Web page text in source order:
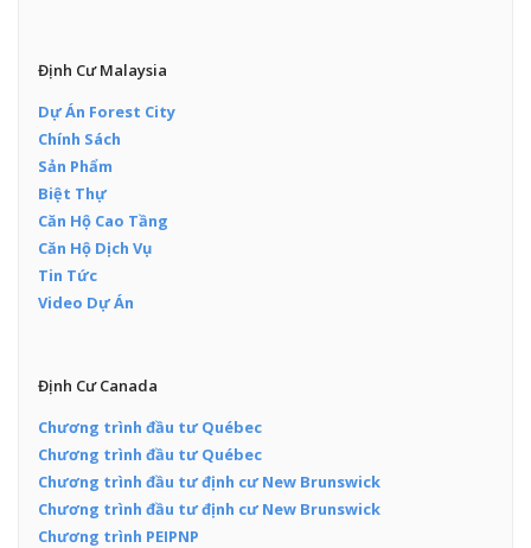
Định Cư Malaysia
Dự Án Forest City
Chính Sách
Sản Phẩm
Biệt Thự
Căn Hộ Cao Tầng
Căn Hộ Dịch Vụ
Tin Tức
Video Dự Án
Định Cư Canada
Chương trình đầu tư Québec
Chương trình đầu tư Québec
Chương trình đầu tư định cư New Brunswick
Chương trình đầu tư định cư New Brunswick
Chương trình PEIPNP